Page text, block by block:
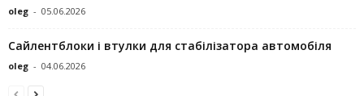
oleg - 05.06.2026
Сайлентблоки і втулки для стабілізатора автомобіля
oleg - 04.06.2026